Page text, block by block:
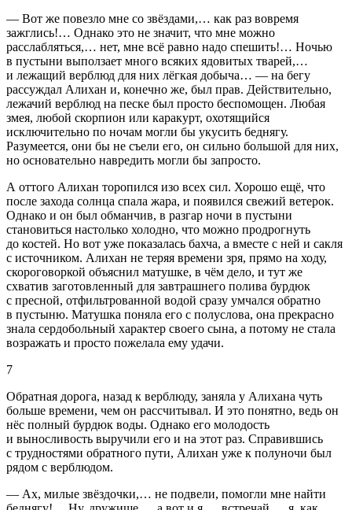
— Вот же повезло мне со звёздами,… как раз вовремя
зажглись!… Однако это не значит, что мне можно
расслабляться,… нет, мне всё равно надо спешить!… Ночью
в пустыни выползает много всяких ядовитых тварей,…
и лежащий верблюд для них лёгкая добыча… — на бегу
рассуждал Алихан и, конечно же, был прав. Действительно,
лежачий верблюд на песке был просто беспомощен. Любая
змея, любой скорпион или каракурт, охотящийся
исключительно по ночам могли бы укусить беднягу.
Разумеется, они бы не съели его, он сильно большой для них,
но основательно навредить могли бы запросто.
А оттого Алихан торопился изо всех сил. Хорошо ещё, что
после захода солнца спала жара, и появился свежий ветерок.
Однако и он был обманчив, в разгар ночи в пустыни
становиться настолько холодно, что можно продрогнуть
до костей. Но вот уже показалась бахча, а вместе с ней и сакля
с источником. Алихан не теряя времени зря, прямо на ходу,
скороговоркой объяснил матушке, в чём дело, и тут же
схватив заготовленный для завтрашнего полива бурдюк
с пресной, отфильтрованной водой сразу умчался обратно
в пустыню. Матушка поняла его с полуслова, она прекрасно
знала сердобольный характер своего сына, а потому не стала
возражать и просто пожелала ему удачи.
7
Обратная дорога, назад к верблюду, заняла у Алихана чуть
больше времени, чем он рассчитывал. И это понятно, ведь он
нёс полный бурдюк воды. Однако его молодость
и выносливость выручили его и на этот раз. Справившись
с трудностями обратного пути, Алихан уже к полуночи был
рядом с верблюдом.
— Ах, милые звёздочки,… не подвели, помогли мне найти